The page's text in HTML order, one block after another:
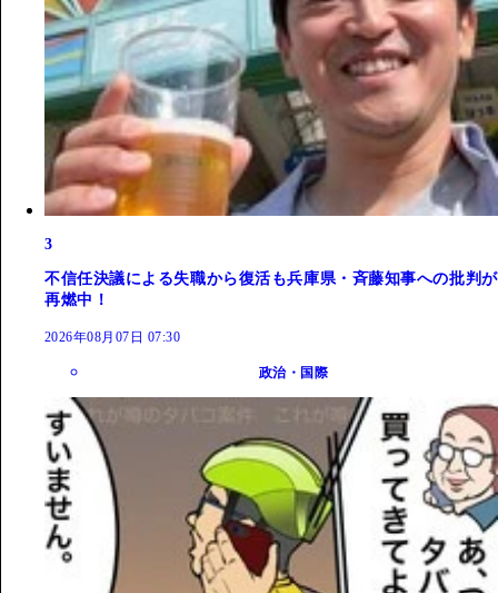
3
不信任決議による失職から復活も兵庫県・斉藤知事への批判が
再燃中！
2026年08月07日 07:30
政治・国際